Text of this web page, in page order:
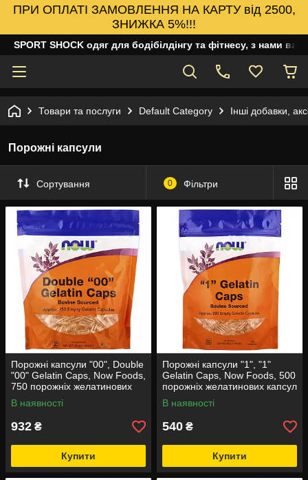
ПРИ ОПЛАТІ ЗАМОВЛЕННЯ НА КАРТУ від 2500,
ЗНИЖКА 5%!!!
SPORT SHOCK одяг для бодібілдінгу та фітнесу, з нами
Товари та послуги Default Category Інші добавки,
Порожні капсули
Сортування 0 Фільтри
Порожні капсули "00", Double
"00" Gelatin Caps, Now Foods,
750 порожніх желатинових
капсул (89 г)
В наявності
932 ₴
Купити
Порожні капсули "1", "1"
Gelatin Caps, Now Foods, 500
порожніх желатинових капсул
(38 г)
В наявності
540 ₴
Купити